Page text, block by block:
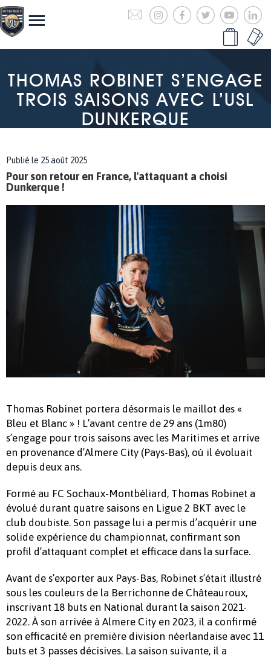
THOMAS ROBINET S’ENGAGE
TROIS SAISONS AVEC L’USL
DUNKERQUE
Publié le 25 août 2025
Pour son retour en France, l'attaquant a choisi
Dunkerque !
Thomas Robinet portera désormais le maillot des «
Bleu et Blanc » ! L’avant centre de 29 ans (1m80)
s’engage pour trois saisons avec les Maritimes et arrive
en provenance d’Almere City (Pays-Bas), où il évoluait
depuis deux ans.
Formé au FC Sochaux-Montbéliard, Thomas Robinet a
évolué durant quatre saisons en Ligue 2 BKT avec le
club doubiste. Son passage lui a permis d’acquérir une
solide expérience du championnat, confirmant son
profil d’attaquant complet et efficace dans la surface.
Avant de s’exporter aux Pays-Bas, Robinet s’était illustré
sous les couleurs de la Berrichonne de Châteauroux,
inscrivant 18 buts en National durant la saison 2021-
2022. À son arrivée à Almere City en 2023, il a confirmé
son efficacité en première division néerlandaise avec 11
buts et 3 passes décisives. La saison suivante, il a